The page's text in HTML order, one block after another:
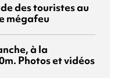
des touristes au
mégafeu
à la
Photos et vidéos